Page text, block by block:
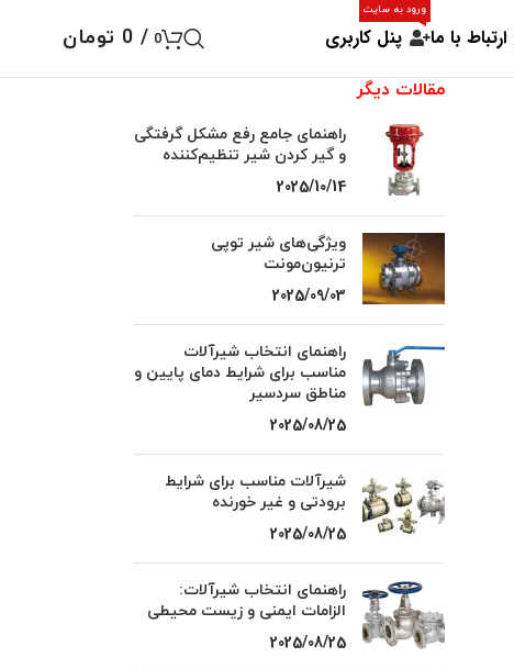
ارتباط با ما پنل کاربری
ورود به سایت
0
/
0 تومان
مقالات دیگر
راهنمای جامع رفع مشکل گرفتگی
و گیر کردن شیر تنظیم‌کننده
2025/10/14
ویژگی‌های شیر توپی
ترنیون‌مونت
2025/09/03
راهنمای انتخاب شیرآلات
مناسب برای شرایط دمای پایین و
مناطق سردسیر
2025/08/25
شیرآلات مناسب برای شرایط
برودتی و غیر خورنده
2025/08/25
راهنمای انتخاب شیرآلات:
الزامات ایمنی و زیست محیطی
2025/08/25